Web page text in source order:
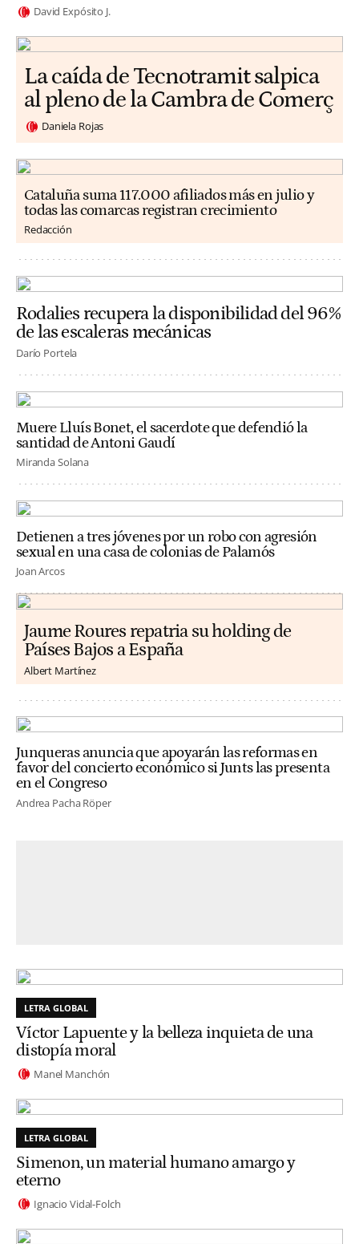
David Expósito J.
La caída de Tecnotramit salpica
al pleno de la Cambra de Comerç
Daniela Rojas
Cataluña suma 117.000 afiliados más en julio y
todas las comarcas registran crecimiento
Redacción
Rodalies recupera la disponibilidad del 96%
de las escaleras mecánicas
Darío Portela
Muere Lluís Bonet, el sacerdote que defendió la
santidad de Antoni Gaudí
Miranda Solana
Detienen a tres jóvenes por un robo con agresión
sexual en una casa de colonias de Palamós
Joan Arcos
Jaume Roures repatria su holding de
Países Bajos a España
Albert Martínez
Junqueras anuncia que apoyarán las reformas en
favor del concierto económico si Junts las presenta
en el Congreso
Andrea Pacha Röper
LETRA GLOBAL
Víctor Lapuente y la belleza inquieta de una
distopía moral
Manel Manchón
LETRA GLOBAL
Simenon, un material humano amargo y
eterno
Ignacio Vidal-Folch